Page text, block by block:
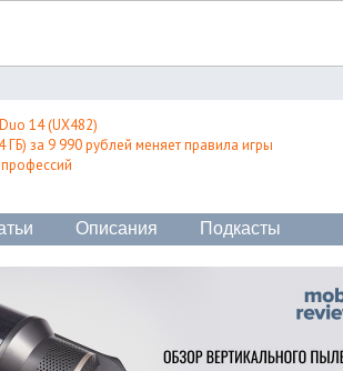
14 (UX482)
за 9 990 рублей меняет правила игры
Описания Подкасты